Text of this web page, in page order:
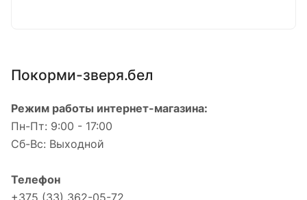
Покорми-зверя.бел
Режим работы интернет-магазина:
Пн-Пт: 9:00 - 17:00
Сб-Вс: Выходной
Телефон
+375 (33) 362-05-72